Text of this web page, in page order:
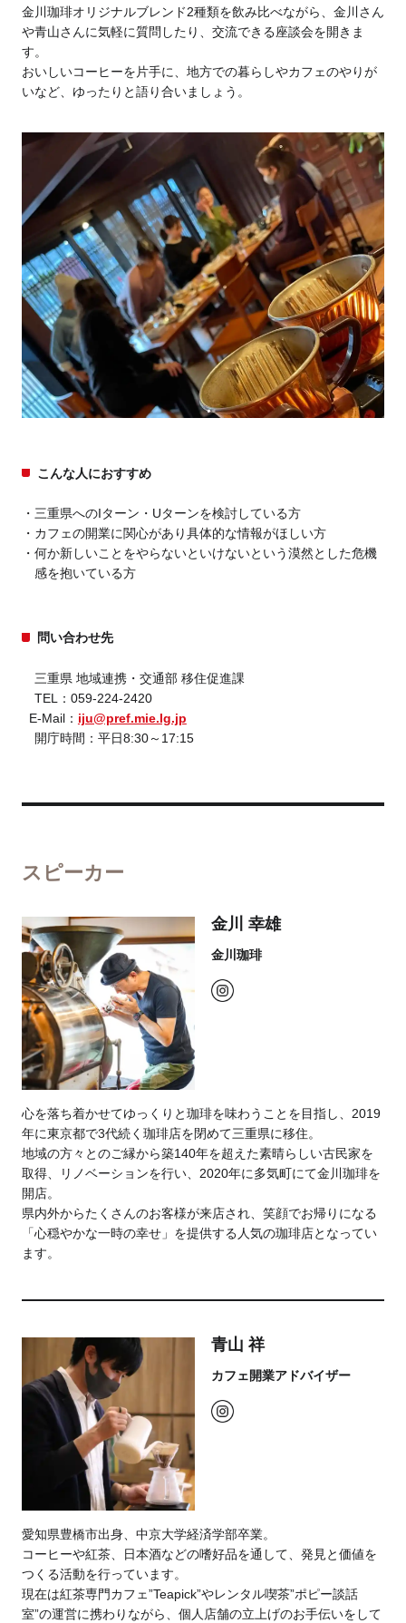
金川珈琲オリジナルブレンド2種類を飲み比べながら、金川さん
や青山さんに気軽に質問したり、交流できる座談会を開きま
す。
おいしいコーヒーを片手に、地方での暮らしやカフェのやりが
いなど、ゆったりと語り合いましょう。
こんな人におすすめ
三重県へのIターン・Uターンを検討している方
カフェの開業に関心があり具体的な情報がほしい方
何か新しいことをやらないといけないという漠然とした危機
感を抱いている方
問い合わせ先
三重県 地域連携・交通部 移住促進課
TEL：059-224-2420
E-Mail： iju@pref.mie.lg.jp
開庁時間：平日8:30～17:15
スピーカー
金川 幸雄
金川珈琲
心を落ち着かせてゆっくりと珈琲を味わうことを目指し、2019
年に東京都で3代続く珈琲店を閉めて三重県に移住。
地域の方々とのご縁から築140年を超えた素晴らしい古民家を
取得、リノベーションを行い、2020年に多気町にて金川珈琲を
開店。
県内外からたくさんのお客様が来店され、笑顔でお帰りになる
「心穏やかな一時の幸せ」を提供する人気の珈琲店となってい
ます。
青山 祥
カフェ開業アドバイザー
愛知県豊橋市出身、中京大学経済学部卒業。
コーヒーや紅茶、日本酒などの嗜好品を通して、発見と価値を
つくる活動を行っています。
現在は紅茶専門カフェ”Teapick”やレンタル喫茶”ポピー談話
室”の運営に携わりながら、個人店舗の立上げのお手伝いをして